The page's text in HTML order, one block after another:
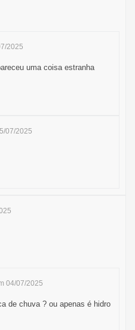
2025
uma coisa estranha
07/2025
04/07/2025
de chuva ? ou apenas é hidro